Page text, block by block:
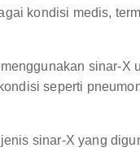
kondisi medis,
sinar-X
seperti
sinar-X yang